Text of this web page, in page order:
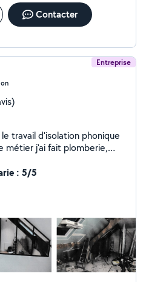
Contacter
Entreprise
travail d'isolation phonique
métier j'ai fait plomberie,
travaux sont couvert par
: 5/5